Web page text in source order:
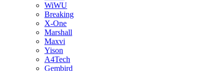
WiWU
Breaking
X-One
Marshall
Maxvi
Yison
A4Tech
Gembird